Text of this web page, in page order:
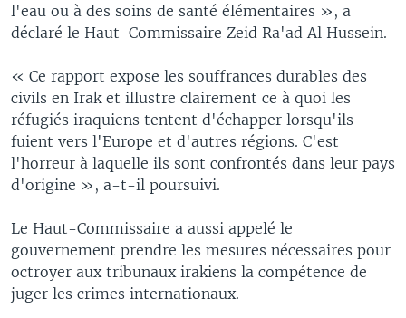
l'eau ou à des soins de santé élémentaires », a
déclaré le Haut-Commissaire Zeid Ra'ad Al Hussein.
« Ce rapport expose les souffrances durables des
civils en Irak et illustre clairement ce à quoi les
réfugiés iraquiens tentent d'échapper lorsqu'ils
fuient vers l'Europe et d'autres régions. C'est
l'horreur à laquelle ils sont confrontés dans leur pays
d'origine », a-t-il poursuivi.
Le Haut-Commissaire a aussi appelé le
gouvernement prendre les mesures nécessaires pour
octroyer aux tribunaux irakiens la compétence de
juger les crimes internationaux.